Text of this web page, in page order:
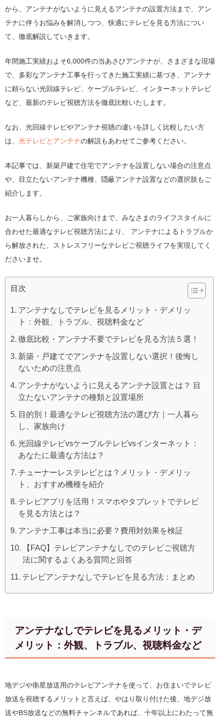
から、アンテナがないように見えるアンテナの設置方法まで、アン
テナに伴うお悩みを解消しつつ、快適にテレビを見る方法につい
て、徹底解説していきます。
年間施工実績およそ6,000件の当あさひアンテナが、さまざまな現場
で、多彩なアンテナ工事を行ってきた施工実績に基づき、アンテナ
に頼らない光回線テレビ、ケーブルテレビ、インターネットテレビ
など、最新のテレビ視聴方法を徹底比較いたします。
なお、光回線テレビやアンテナ視聴の違いを詳しく比較したい方
は、 光テレビとアンテナの解説もあわせてご参考ください。
本記事では、新築戸建て住宅でアンテナを設置しない場合の注意点
や、目立たないアンテナ機種、隠蔽アンテナ設置などの選択肢もご
紹介します。
お一人暮らしから、ご家族向けまで、みなさまのライフスタイルに
合わせた最適なテレビ視聴方法により、 アンテナによるトラブルか
ら解放された、ストレスフリーなテレビご視聴ライフを実現してく
ださいませ。
目次
アンテナなしでテレビを見るメリット・デメリッ
ト：外観、トラブル、視聴料金など
徹底比較・アンテナ不要でテレビを見る方法５選！
新築・戸建てでアンテナを設置しない選択！後悔し
ないための注意点
アンテナがないように見えるアンテナ設置とは？ 目
立たないアンテナの種類と設置場所
目的別！最適なテレビ視聴方法の選び方｜一人暮ら
し、家族向け
光回線テレビvsケーブルテレビvsインターネット：
あなたに最適な方法は？
チューナーレステレビとは？メリット・デメリッ
ト、おすすめ機種を紹介
テレビアプリを活用！スマホやタブレットでテレビ
を見る方法とは？
アンテナ工事は本当に必要？費用対効果を検証
【FAQ】テレビアンテナなしでのテレビご視聴方
法に関するよくある質問と回答
テレビアンテナなしでテレビを見る方法：まとめ
アンテナなしでテレビを見るメリット・デ
メリット：外観、トラブル、視聴料金など
地デジや衛星放送用のテレビアンテナを使って、お住まいでテレビ
放送を視聴するメリットと言えば、やはり取り付けた後、地デジ放
送やBS放送などの無料チャンネルであれば、十年以上にわたって無